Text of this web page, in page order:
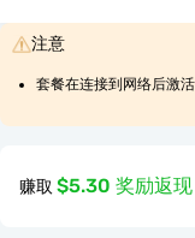
注意
套餐在连接到网络后激活
赚取 $5.30 奖励返现